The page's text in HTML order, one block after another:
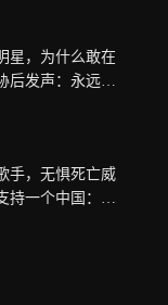
星，为什么敢在
后发声：永远支
手，无惧死亡威
持一个中国：美